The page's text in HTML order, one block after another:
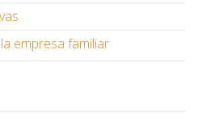
empresa familiar